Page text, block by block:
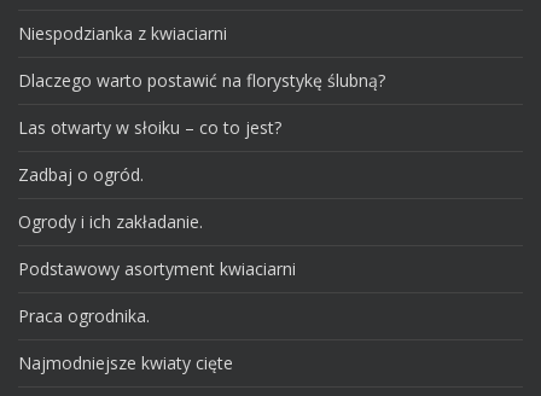
Niespodzianka z kwiaciarni
Dlaczego warto postawić na florystykę ślubną?
Las otwarty w słoiku – co to jest?
Zadbaj o ogród.
Ogrody i ich zakładanie.
Podstawowy asortyment kwiaciarni
Praca ogrodnika.
Najmodniejsze kwiaty cięte